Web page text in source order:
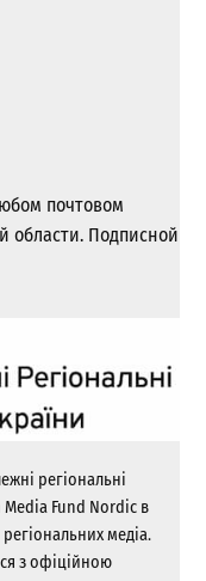
почтовом
области. Подписной
регіональні
Media Fund Nordic в
медіа.
з офіційною